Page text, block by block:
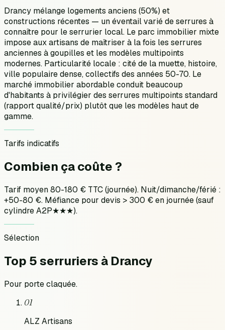
Drancy mélange logements anciens (50%) et
constructions récentes — un éventail varié de serrures à
connaître pour le serrurier local. Le parc immobilier mixte
impose aux artisans de maîtriser à la fois les serrures
anciennes à goupilles et les modèles multipoints
modernes. Particularité locale : cité de la muette, histoire,
ville populaire dense, collectifs des années 50-70. Le
marché immobilier abordable conduit beaucoup
d'habitants à privilégier des serrures multipoints standard
(rapport qualité/prix) plutôt que les modèles haut de
gamme.
Tarifs indicatifs
Combien çacoûte ?
Tarif moyen 80-180 € TTC (journée). Nuit/dimanche/férié :
+50-80 €. Méfiance pour devis > 300 € en journée (sauf
cylindre A2P★★★).
Sélection
Top 5 serruriers à Drancy
Pour porte claquée.
01
ALZ Artisans